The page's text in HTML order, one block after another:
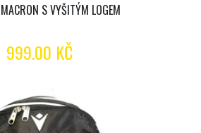
S VYŠITÝM LOGEM
999.00 KČ